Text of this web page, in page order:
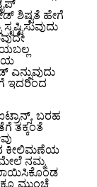
ಶಿಷ್ಟತೆ ಹೇಗೆ
ಇದರಿಂದ
ಬರಹ
ತಕ್ಕಂತೆ
ಕೀಲಿಮಣೆಯ
ನಮ್ಮ
ಮುಂಚೆ